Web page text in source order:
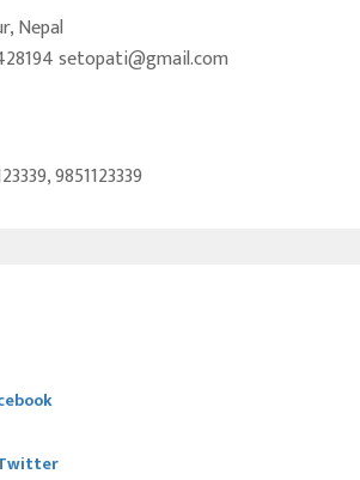
Nepal
setopati@gmail.com
9851123339